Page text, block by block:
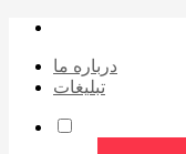
درباره ما
تبلیغات